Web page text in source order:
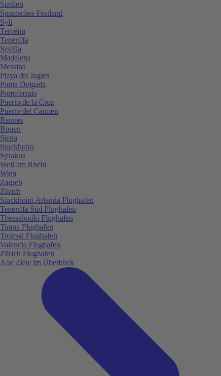
Sizilien
Spanisches Festland
Sylt
Terceira
Teneriffa
Sevilla
Madalena
Messina
Playa del Ingles
Ponta Delgada
Portoferraio
Puerto de la Cruz
Puerto del Carmen
Rennes
Rouen
Siena
Stockholm
Syrakus
Weil am Rhein
Wien
Zagreb
Zürich
Stockholm Arlanda Flughafen
Teneriffa Süd Flughafen
Thessaloniki Flughafen
Tirana Flughafen
Tromsö Flughafen
Valencia Flughafen
Zürich Flughafen
Alle Ziele im Überblick